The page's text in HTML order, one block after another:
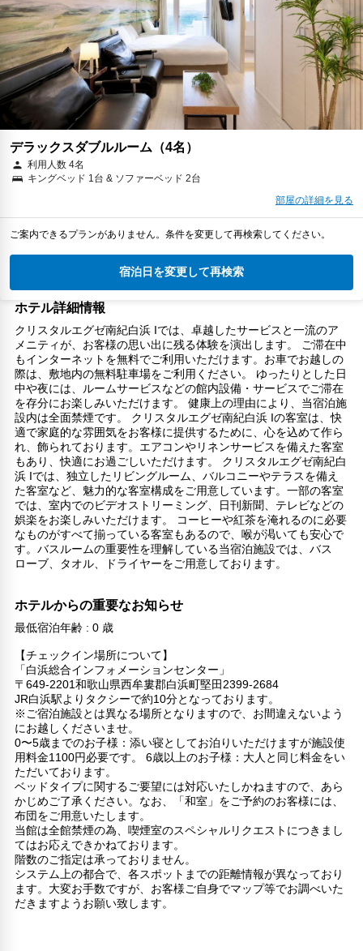
デラックスダブルルーム（4名）
利用人数 4名
キングベッド 1台 & ソファーベッド 2台
部屋の詳細を見る
ご案内できるプランがありません。条件を変更して再検索してください。
宿泊日を変更して再検索
ホテル詳細情報
クリスタルエグゼ南紀白浜 Iでは、卓越したサービスと一流のア
メニティが、お客様の思い出に残る体験を演出します。 ご滞在中
もインターネットを無料でご利用いただけます。お車でお越しの
際は、敷地内の無料駐車場をご利用ください。 ゆったりとした日
中や夜には、ルームサービスなどの館内設備・サービスでご滞在
を存分にお楽しみいただけます。 健康上の理由により、当宿泊施
設内は全面禁煙です。 クリスタルエグゼ南紀白浜 Iの客室は、快
適で家庭的な雰囲気をお客様に提供するために、心を込めて作ら
れ、飾られております。エアコンやリネンサービスを備えた客室
もあり、快適にお過ごしいただけます。 クリスタルエグゼ南紀白
浜 Iでは、独立したリビングルーム、バルコニーやテラスを備え
た客室など、魅力的な客室構成をご用意しています。一部の客室
では、室内でのビデオストリーミング、日刊新聞、テレビなどの
娯楽をお楽しみいただけます。 コーヒーや紅茶を淹れるのに必要
なものがすべて揃っている客室もあるので、喉が渇いても安心で
す。バスルームの重要性を理解している当宿泊施設では、バス
ローブ、タオル、ドライヤーをご用意しております。
ホテルからの重要なお知らせ
最低宿泊年齢 : 0 歳
【チェックイン場所について】
「白浜総合インフォメーションセンター」
〒649-2201和歌山県西牟婁郡白浜町堅田2399-2684
JR白浜駅よりタクシーで約10分となっております。
※ご宿泊施設とは異なる場所となりますので、お間違えないよう
にお越しくださいませ。
0〜5歳までのお子様：添い寝としてお泊りいただけますが施設使
用料金1100円必要です。 6歳以上のお子様：大人と同じ料金をい
ただいております。
ベッドタイプに関するご要望には対応いたしかねますので、あら
かじめご了承ください。なお、「和室」をご予約のお客様には、
布団をご用意いたします。
当館は全館禁煙の為、喫煙室のスペシャルリクエストにつきまし
てはお応えできかねております。
階数のご指定は承っておりません。
システム上の都合で、各スポットまでの距離情報が異なっており
ます。大変お手数ですが、お客様ご自身でマップ等でお調べいた
だきますようお願い致します。